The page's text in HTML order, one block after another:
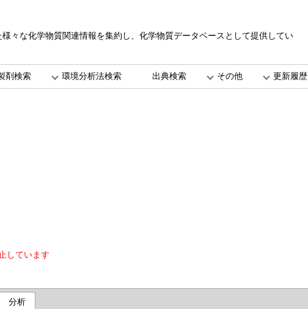
々な化学物質関連情報を集約し、化学物質データベースとして提供してい
剤検索 環境分析法検索 出典検索 その他 更新履歴
しています
分析